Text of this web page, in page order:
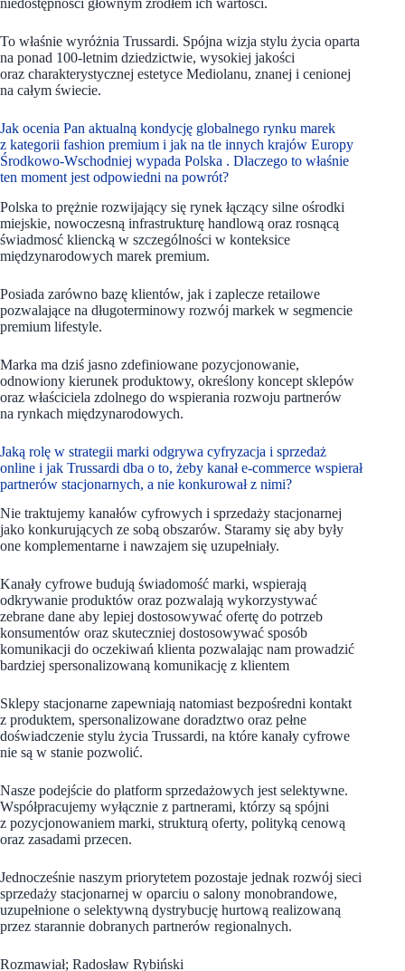
To właśnie wyróżnia Trussardi. Spójna wizja stylu życia oparta
na ponad 100-letnim dziedzictwie, wysokiej jakości
oraz charakterystycznej estetyce Mediolanu, znanej i cenionej
na całym świecie.
Jak ocenia Pan aktualną kondycję globalnego rynku marek
z kategorii fashion premium i jak na tle innych krajów Europy
Środkowo-Wschodniej wypada Polska . Dlaczego to właśnie
ten moment jest odpowiedni na powrót?
Polska to prężnie rozwijający się rynek łączący silne ośrodki
miejskie, nowoczesną infrastrukturę handlową oraz rosnącą
świadmosć kliencką w szczególności w konteksice
międzynarodowych marek premium.
Posiada zarówno bazę klientów, jak i zaplecze retailowe
pozwalające na długoterminowy rozwój markek w segmencie
premium lifestyle.
Marka ma dziś jasno zdefiniowane pozycjonowanie,
odnowiony kierunek produktowy, określony koncept sklepów
oraz właściciela zdolnego do wspierania rozwoju partnerów
na rynkach międzynarodowych.
Jaką rolę w strategii marki odgrywa cyfryzacja i sprzedaż
online i jak Trussardi dba o to, żeby kanał e-commerce wspierał
partnerów stacjonarnych, a nie konkurował z nimi?
Nie traktujemy kanałów cyfrowych i sprzedaży stacjonarnej
jako konkurujących ze sobą obszarów. Staramy się aby były
one komplementarne i nawzajem się uzupełniały.
Kanały cyfrowe budują świadomość marki, wspierają
odkrywanie produktów oraz pozwalają wykorzystywać
zebrane dane aby lepiej dostosowywać ofertę do potrzeb
konsumentów oraz skuteczniej dostosowywać sposób
komunikacji do oczekiwań klienta pozwalając nam prowadzić
bardziej spersonalizowaną komunikację z klientem
Sklepy stacjonarne zapewniają natomiast bezpośredni kontakt
z produktem, spersonalizowane doradztwo oraz pełne
doświadczenie stylu życia Trussardi, na które kanały cyfrowe
nie są w stanie pozwolić.
Nasze podejście do platform sprzedażowych jest selektywne.
Współpracujemy wyłącznie z partnerami, którzy są spójni
z pozycjonowaniem marki, strukturą oferty, polityką cenową
oraz zasadami przecen.
Jednocześnie naszym priorytetem pozostaje jednak rozwój sieci
sprzedaży stacjonarnej w oparciu o salony monobrandowe,
uzupełnione o selektywną dystrybucję hurtową realizowaną
przez starannie dobranych partnerów regionalnych.
Rozmawiał; Radosław Rybiński